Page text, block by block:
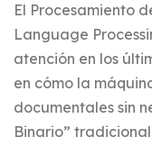
El Procesamiento
Language
atención en los
en cómo la
documentales sin
Binario”